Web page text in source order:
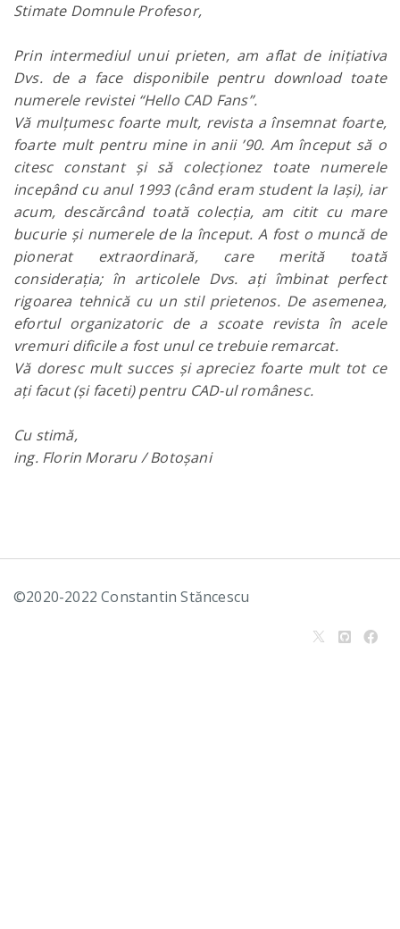
Stimate Domnule Profesor,
Prin intermediul unui prieten, am aflat de inițiativa
Dvs. de a face disponibile pentru download toate
numerele revistei “Hello CAD Fans”.
Vă mulțumesc foarte mult, revista a însemnat foarte,
foarte mult pentru mine in anii ’90. Am început să o
citesc constant și să colecționez toate numerele
incepând cu anul 1993 (când eram student la Iași), iar
acum, descărcând toată colecția, am citit cu mare
bucurie și numerele de la început. A fost o muncă de
pionerat extraordinară, care merită toată
considerația; în articolele Dvs. ați îmbinat perfect
rigoarea tehnică cu un stil prietenos. De asemenea,
efortul organizatoric de a scoate revista în acele
vremuri dificile a fost unul ce trebuie remarcat.
Vă doresc mult succes și apreciez foarte mult tot ce
ați facut (și faceti) pentru CAD-ul românesc.
Cu stimă,
ing. Florin Moraru / Botoșani
©2020-2022 Constantin Stăncescu